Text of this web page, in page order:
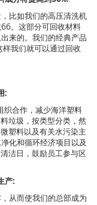
比如我们的高压清洗机
。这部分可回收材料
来的。我们的经典产品
我们就可以通过回收
:
合作，减少海洋塑料
垃圾，按类型分类，然
塑料以及有关水污染主
化和循环经济项目以及
洁日，鼓励员工参与区
产:
从而使我们的总部成为